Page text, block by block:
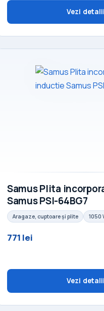
Vezi detalii
Samus Plita
Samus PSI-64BG7
Aragaze, cuptoare și plite 1050
771 lei
Vezi detalii